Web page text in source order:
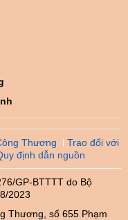
Thương
Trao đổi với
định dẫn nguồn
GP-BTTTT do Bộ
2023
Thương, số 655 Phạm